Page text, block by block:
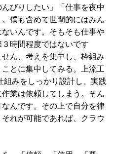
びりしたい」「仕事を夜中
僕も含めて世間的にはみん
いんです。そもそも仕事や
時間程度ではないです
ん、考えを集中し、枠組み
とに集中してみる。上流工
組みをしっかり設計し、実践
業は依頼してしまう。そん
んです。その上で自分を律
れが可能であれば、クラウ